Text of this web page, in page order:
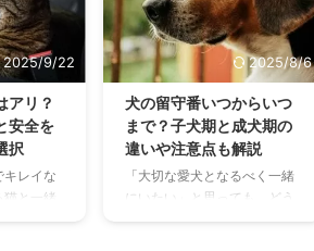
る犬には
ありま
どんな犬
いるの
も安全
きるよ
る準備
留守番
羅的にご
の時間を
在します。 本記事では、留守
番が得意な猫の特徴やおすす
めの猫種、飼う際の注意点ま
で詳しく紹介します。 忙しい
毎日でも安心して猫との生活
を楽しみたい方は、ぜひ参考
にしてください。 この記事の
結論 留守番が得意な猫は、単
独で過ごす時間を苦にせず、
リカンショートヘアや、サイ
2025/9/22
アリ？
安全を
択
キレイな
猫と一緒
と考える
2025/8/6
犬の留守番いつからいつ
まで？子犬期と成犬期の
違いや注意点も解説
「大切な愛犬となるべく一緒
にいたい」と思っても、どう
しても留守番をさせなければ